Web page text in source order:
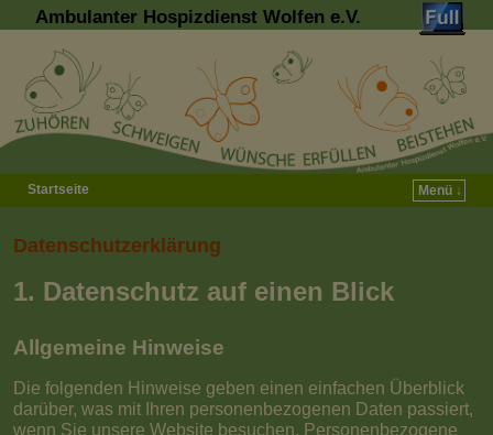
Ambulanter Hospizdienst Wolfen e.V.
Startseite
Menü ↓
Datenschutzerklärung
1. Datenschutz auf einen Blick
Allgemeine Hinweise
Die folgenden Hinweise geben einen einfachen Überblick
darüber, was mit Ihren personenbezogenen Daten passiert,
wenn Sie unsere Website besuchen. Personenbezogene